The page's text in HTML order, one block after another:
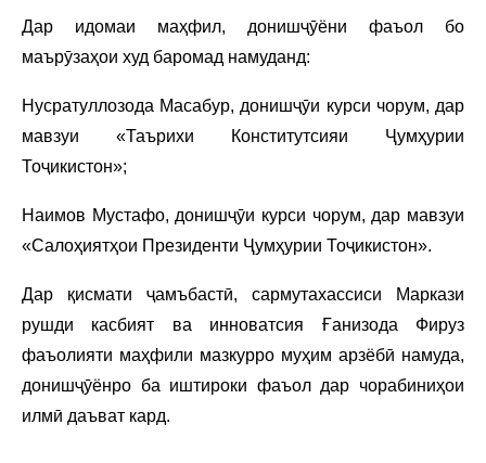
Дар идомаи маҳфил, донишҷӯёни фаъол бо
маърӯзаҳои худ баромад намуданд:
Нусратуллозода Масабур, донишҷӯи курси чорум, дар
мавзуи «Таърихи Конститутсияи Ҷумҳурии
Тоҷикистон»;
Наимов Мустафо, донишҷӯи курси чорум, дар мавзуи
«Салоҳиятҳои Президенти Ҷумҳурии Тоҷикистон».
Дар қисмати ҷамъбастӣ, сармутахассиси Маркази
рушди касбият ва инноватсия Ғанизода Фируз
фаъолияти маҳфили мазкурро муҳим арзёбӣ намуда,
донишҷӯёнро ба иштироки фаъол дар чорабиниҳои
илмӣ даъват кард.